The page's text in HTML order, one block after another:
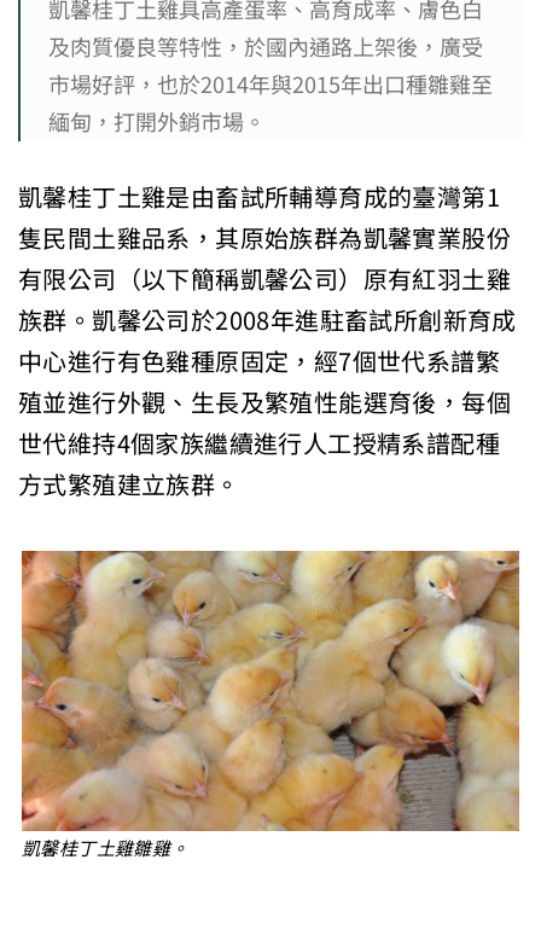
及肉質優良等特性，於國內通路上架後，廣受
市場好評，也於2014年與2015年出口種雛雞至
緬甸，打開外銷市場。
凱馨桂丁土雞是由畜試所輔導育成的臺灣第1
隻民間土雞品系，其原始族群為凱馨實業股份
有限公司（以下簡稱凱馨公司）原有紅羽土雞
族群。凱馨公司於2008年進駐畜試所創新育成
中心進行有色雞種原固定，經7個世代系譜繁
殖並進行外觀、生長及繁殖性能選育後，每個
世代維持4個家族繼續進行人工授精系譜配種
方式繁殖建立族群。
凱馨桂丁土雞雛雞。